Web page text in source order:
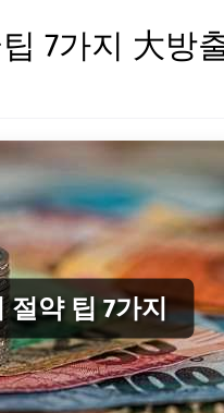
7가지 大방
절약 팁 7가지